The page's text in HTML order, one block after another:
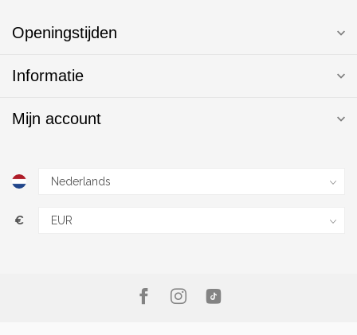
Openingstijden
Informatie
Mijn account
€